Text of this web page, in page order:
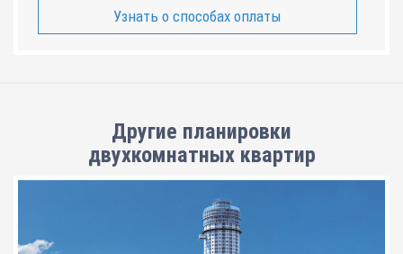
Узнать о способах оплаты
Другие планировки
двухкомнатных квартир